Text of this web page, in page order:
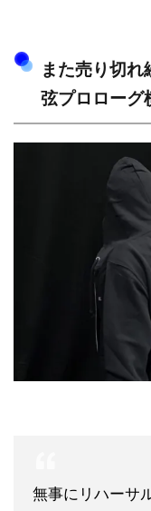
また売り切
弦プロローグ
無事にリハーサ